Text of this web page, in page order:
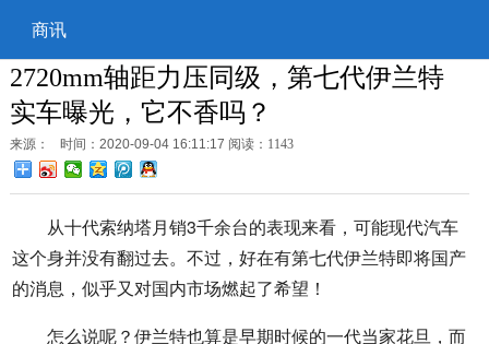
商讯
2720mm轴距力压同级，第七代伊兰特
实车曝光，它不香吗？
来源： 时间：2020-09-04 16:11:17 阅读：1143
从十代索纳塔月销3千余台的表现来看，可能现代汽车
这个身并没有翻过去。不过，好在有第七代伊兰特即将国产
的消息，似乎又对国内市场燃起了希望！
怎么说呢？伊兰特也算是早期时候的一代当家花旦，而